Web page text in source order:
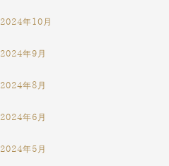
2024年10月
2024年9月
2024年8月
2024年6月
2024年5月